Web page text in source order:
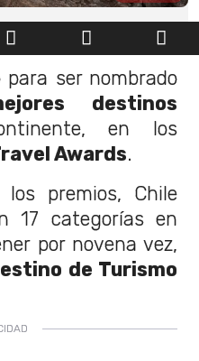
ser nombrado
destinos
en los
Awards.
premios, Chile
17 categorías en
por novena vez,
de Turismo